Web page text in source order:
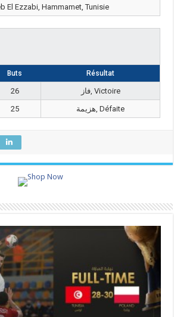
El Ezzabi, Hammamet, Tunisie
Buts Résultat
26
فاز, Victoire
25 هزيمة, Défaite